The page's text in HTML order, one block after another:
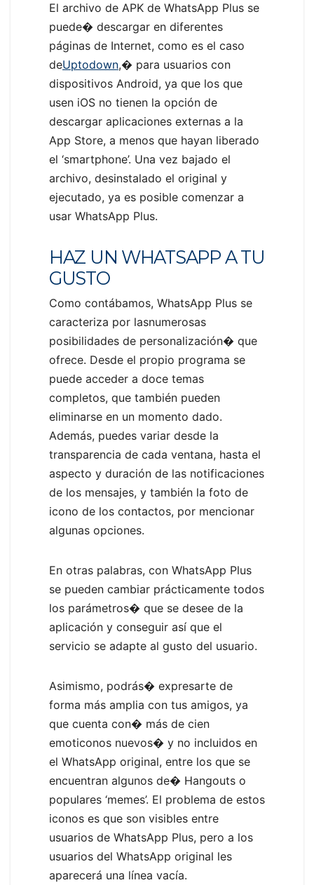
El archivo de APK de WhatsApp Plus se
puede� descargar en diferentes
páginas de Internet, como es el caso
deUptodown,� para usuarios con
dispositivos Android, ya que los que
usen iOS no tienen la opción de
descargar aplicaciones externas a la
App Store, a menos que hayan liberado
el ‘smartphone’. Una vez bajado el
archivo, desinstalado el original y
ejecutado, ya es posible comenzar a
usar WhatsApp Plus.
HAZ UN WHATSAPP A TU
GUSTO
Como contábamos, WhatsApp Plus se
caracteriza por lasnumerosas
posibilidades de personalización� que
ofrece. Desde el propio programa se
puede acceder a doce temas
completos, que también pueden
eliminarse en un momento dado.
Además, puedes variar desde la
transparencia de cada ventana, hasta el
aspecto y duración de las notificaciones
de los mensajes, y también la foto de
icono de los contactos, por mencionar
algunas opciones.
En otras palabras, con WhatsApp Plus
se pueden cambiar prácticamente todos
los parámetros� que se desee de la
aplicación y conseguir así que el
servicio se adapte al gusto del usuario.
Asimismo, podrás� expresarte de
forma más amplia con tus amigos, ya
que cuenta con� más de cien
emoticonos nuevos� y no incluidos en
el WhatsApp original, entre los que se
encuentran algunos de� Hangouts o
populares ‘memes’. El problema de estos
iconos es que son visibles entre
usuarios de WhatsApp Plus, pero a los
usuarios del WhatsApp original les
aparecerá una línea vacía.